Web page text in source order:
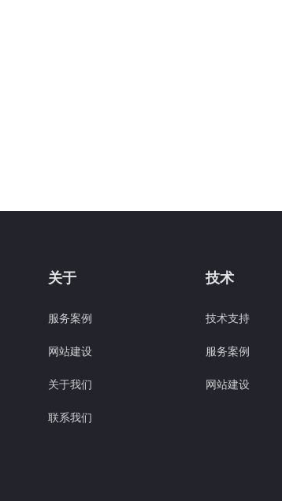
关于
服务案例
网站建设
关于我们
联系我们
技术
技术支持
服务案例
网站建设